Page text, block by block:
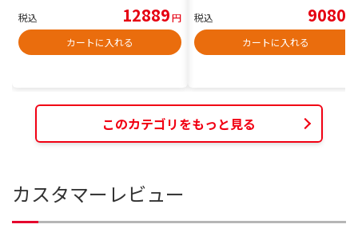
税込 12889円
カートに入れる
税込 9080
カートに入れる
このカテゴリをもっと見る
カスタマーレビュー